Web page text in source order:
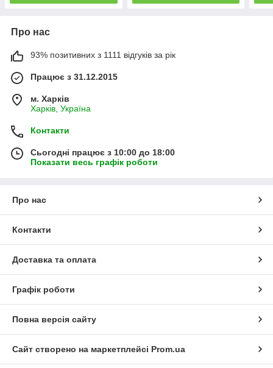
Про нас
93% позитивних з 1111 відгуків за рік
Працює з 31.12.2015
м. Харків
Харків, Україна
Контакти
Сьогодні працює з 10:00 до 18:00
Показати весь графік роботи
Про нас
Контакти
Доставка та оплата
Графік роботи
Повна версія сайту
Сайт створено на маркетплейсі Prom.ua